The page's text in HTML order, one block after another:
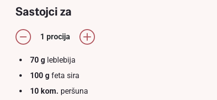
Sastojci za
1 procija
70 gleblebija
100 gfeta sira
10 kom. peršuna